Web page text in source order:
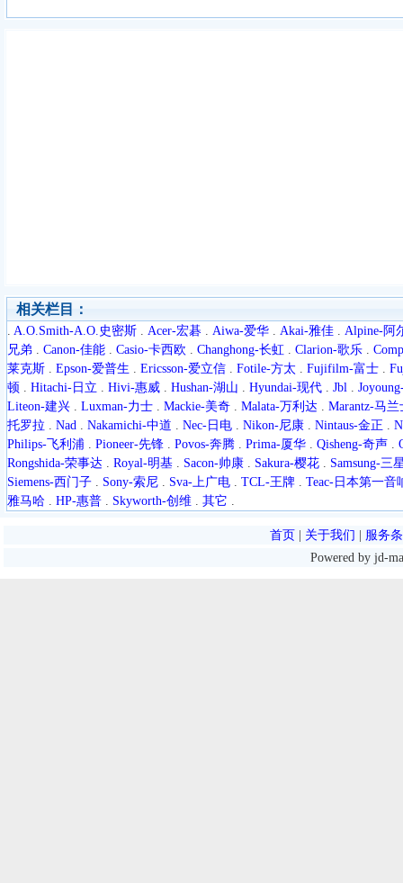
相关栏目：
. A.O.Smith-A.O.史密斯 . Acer-宏碁 . Aiwa-爱华 . Akai-雅佳 . Alpine-阿
兄弟 . Canon-佳能 . Casio-卡西欧 . Changhong-长虹 . Clarion-歌乐 .
莱克斯 . Epson-爱普生 . Ericsson-爱立信 . Fotile-方太 . Fujifilm-富士 .
顿 . Hitachi-日立 . Hivi-惠威 . Hushan-湖山 . Hyundai-现代 . Jbl .
Liteon-建兴 . Luxman-力士 . Mackie-美奇 . Malata-万利达 . Marantz-马兰
托罗拉 . Nad . Nakamichi-中道 . Nec-日电 . Nikon-尼康 . Nintaus-金正 .
Philips-飞利浦 . Pioneer-先锋 . Povos-奔腾 . Prima-厦华 . Qisheng-奇声 .
Rongshida-荣事达 . Royal-明基 . Sacon-帅康 . Sakura-樱花 . Samsung-三
Siemens-西门子 . Sony-索尼 . Sva-上广电 . TCL-王牌 . Teac-日本第一音
雅马哈 . HP-惠普 . Skyworth-创维 . 其它 .
首页 关于我们
服务
Powered by jd-